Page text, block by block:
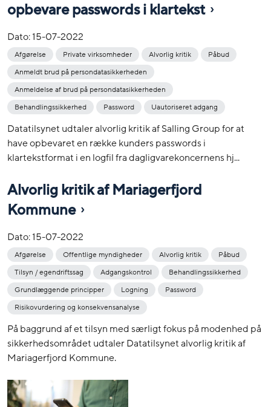
opbevare passwords i klartekst
Dato:15-07-2022
Afgørelse Private virksomheder Alvorlig kritik
Påbud
Anmeldt brud på persondatasikkerheden
Anmeldelse af brud på persondatasikkerheden
Behandlingssikkerhed
Password Uautoriseret adgang
Datatilsynet udtaler alvorlig kritik af Salling Group for at
have opbevaret en række kunders passwords i
klartekstformat i en logfil fra dagligvarekoncernens hj...
Alvorlig kritik af Mariagerfjord
Kommune
Dato:15-07-2022
Afgørelse Offentlige myndigheder Alvorlig kritik
Påbud
Tilsyn / egendriftssag
Adgangskontrol
Behandlingssikkerhed
Grundlæggende principper
Logning
Password
Risikovurdering og konsekvensanalyse
På baggrund af et tilsyn med særligt fokus på modenhed på
sikkerhedsområdet udtaler Datatilsynet alvorlig kritik af
Mariagerfjord Kommune.